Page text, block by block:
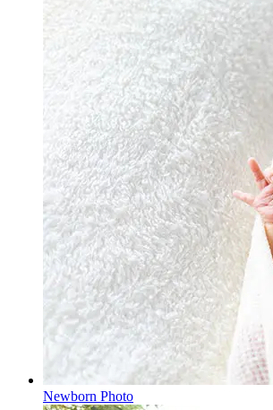
Newborn Photo